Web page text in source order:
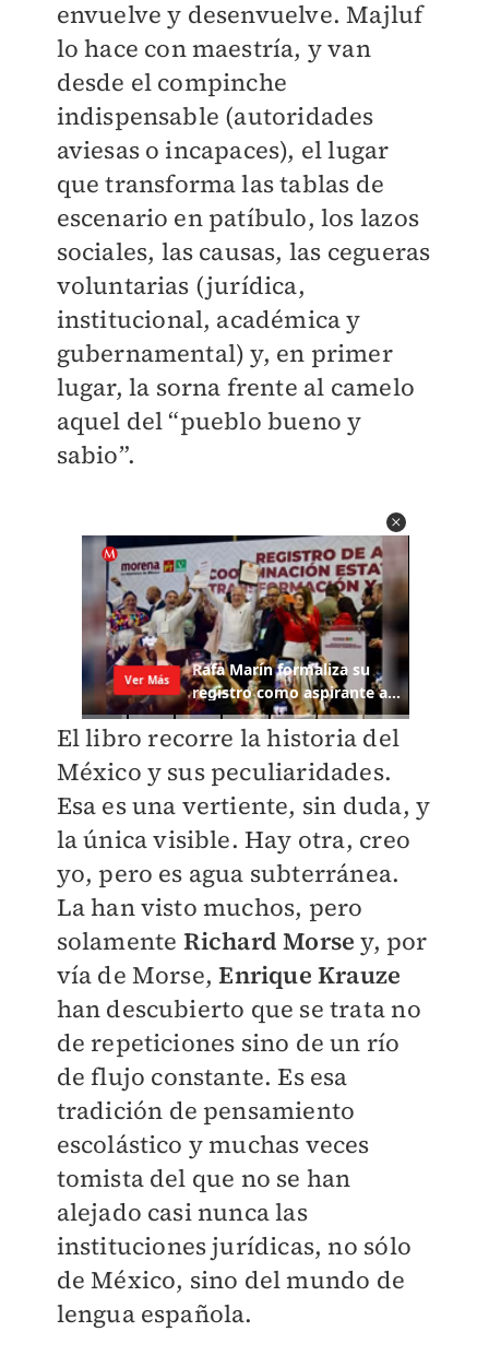
envuelve y desenvuelve. Majluf
lo hace con maestría, y van
desde el compinche
indispensable (autoridades
aviesas o incapaces), el lugar
que transforma las tablas de
escenario en patíbulo, los lazos
sociales, las causas, las cegueras
voluntarias (jurídica,
institucional, académica y
gubernamental) y, en primer
lugar, la sorna frente al camelo
aquel del “pueblo bueno y
sabio”.
El libro recorre la historia del
México y sus peculiaridades.
Esa es una vertiente, sin duda, y
la única visible. Hay otra, creo
yo, pero es agua subterránea.
La han visto muchos, pero
solamente Richard Morse y, por
vía de Morse,Enrique Krauze
han descubierto que se trata no
de repeticiones sino de un río
de flujo constante. Es esa
tradición de pensamiento
escolástico y muchas veces
tomista del que no se han
alejado casi nunca las
instituciones jurídicas, no sólo
de México, sino del mundo de
lengua española.